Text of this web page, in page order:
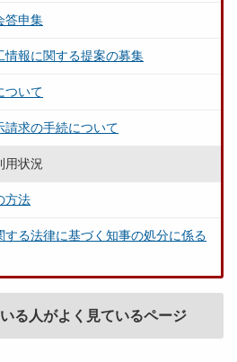
答申集
情報に関する提案の募集
ついて
請求の手続について
用状況
方法
する法律に基づく知事の処分に係る
る人がよく見ているページ